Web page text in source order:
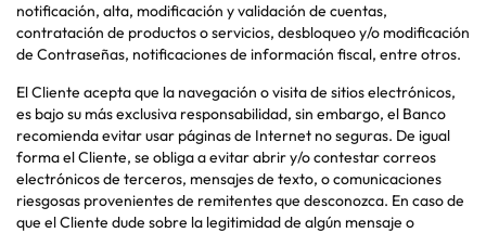
notificación, alta, modificación y validación de cuentas,
contratación de productos o servicios, desbloqueo y/o modificación
de Contraseñas, notificaciones de información fiscal, entre otros.
El Cliente acepta que la navegación o visita de sitios electrónicos,
es bajo su más exclusiva responsabilidad, sin embargo, el Banco
recomienda evitar usar páginas de Internet no seguras. De igual
forma el Cliente, se obliga a evitar abrir y/o contestar correos
electrónicos de terceros, mensajes de texto, o comunicaciones
riesgosas provenientes de remitentes que desconozca. En caso de
que el Cliente dude sobre la legitimidad de algún mensaje o